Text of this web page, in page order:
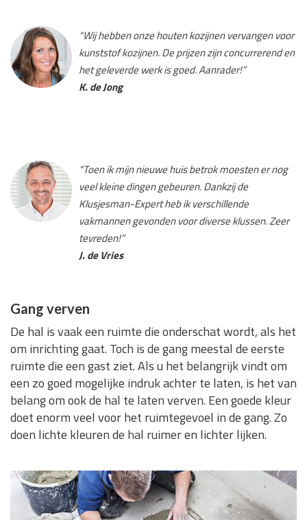
“Wij hebben onze houten kozijnen vervangen voor
kunststof kozijnen. De prijzen zijn concurrerend en
het geleverde werk is goed. Aanrader!”
K. de Jong
“Toen ik mijn nieuwe huis betrok moesten er nog
veel kleine dingen gebeuren. Dankzij de
Klusjesman-Expert heb ik verschillende
vakmannen gevonden voor diverse klussen. Zeer
tevreden!”
J. de Vries
Gang verven
De hal is vaak een ruimte die onderschat wordt, als het
om inrichting gaat. Toch is de gang meestal de eerste
ruimte die een gast ziet. Als u het belangrijk vindt om
een zo goed mogelijke indruk achter te laten, is het van
belang om ook de hal te laten verven. Een goede kleur
doet enorm veel voor het ruimtegevoel in de gang. Zo
doen lichte kleuren de hal ruimer en lichter lijken.